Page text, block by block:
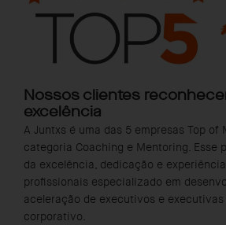
Nossos clientes
excelência
A Juntxs é uma das 5 empresas Top of
categoria Coaching e Mentoring. Esse
da excelência, dedicação e
profissionais especializado em
aceleração de executivos e
corporativo.